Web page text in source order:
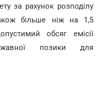
за рахунок розподілу
більше ніж на 1,5
обсяг емісії
позики для